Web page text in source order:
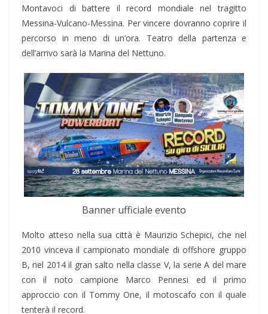
Montavoci di battere il record mondiale nel tragitto
Messina-Vulcano-Messina. Per vincere dovranno coprire il
percorso in meno di un’ora. Teatro della partenza e
dell’arrivo sarà la Marina del Nettuno.
Banner ufficiale evento
Molto atteso nella sua città è Maurizio Schepici, che nel
2010 vinceva il campionato mondiale di offshore gruppo
B, nel 2014 il gran salto nella classe V, la serie A del mare
con il noto campione Marco Pennesi ed il primo
approccio con il Tommy One, il motoscafo con il quale
tenterà il record.